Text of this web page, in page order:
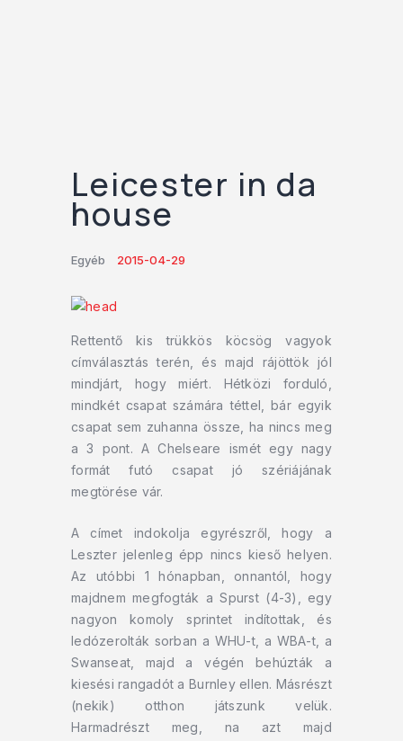
Leicester in da
house
Egyéb 2015-04-29
Rettentő kis trükkös köcsög vagyok
címválasztás terén, és majd rájöttök jól
mindjárt, hogy miért. Hétközi forduló,
mindkét csapat számára téttel, bár egyik
csapat sem zuhanna össze, ha nincs meg
a 3 pont. A Chelseare ismét egy nagy
formát futó csapat jó szériájának
megtörése vár.
A címet indokolja egyrészről, hogy a
Leszter jelenleg épp nincs kieső helyen.
Az utóbbi 1 hónapban, onnantól, hogy
majdnem megfogták a Spurst (4-3), egy
nagyon komoly sprintet indítottak, és
ledózerolták sorban a WHU-t, a WBA-t, a
Swanseat, majd a végén behúzták a
kiesési rangadót a Burnley ellen. Másrészt
(nekik) otthon játszunk velük.
Harmadrészt meg, na azt majd